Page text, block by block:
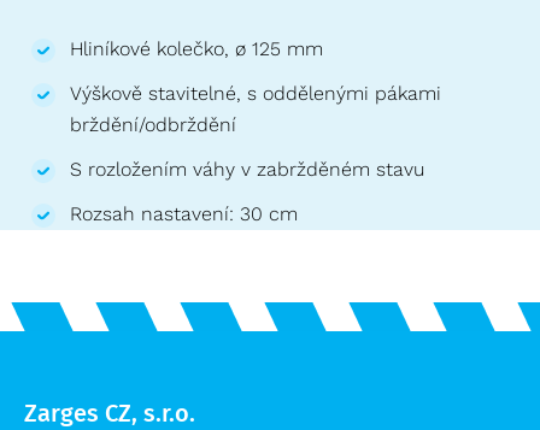
Hliníkové kolečko, ø 125 mm
Výškově stavitelné, s oddělenými pákami
brždění/odbrždění
S rozložením váhy v zabržděném stavu
Rozsah nastavení: 30 cm
Zarges CZ, s.r.o.